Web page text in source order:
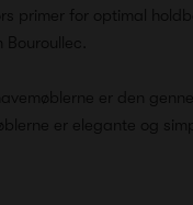
primer for optimal
er den
er elegante og